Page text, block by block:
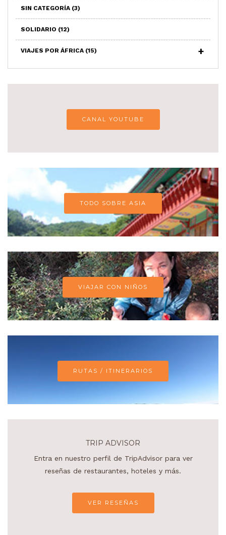
SIN CATEGORÍA (3)
SOLIDARIO (12)
VIAJES POR ÁFRICA (15)
CANAL YOUTUBE
TODO SOBRE ASIA
VIAJAR CON NIÑOS
RUTAS / ITINERARIOS
TRIP ADVISOR
Entra en nuestro perfil de TripAdvisor para ver
reseñas de restaurantes, hoteles y más.
VER RESEÑAS